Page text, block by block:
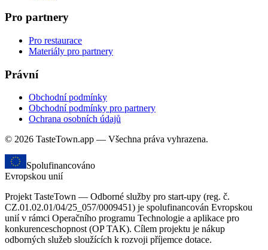
Pro partnery
Pro restaurace
Materiály pro partnery
Právní
Obchodní podmínky
Obchodní podmínky pro partnery
Ochrana osobních údajů
© 2026 TasteTown.app — Všechna práva vyhrazena.
Spolufinancováno
Evropskou unií
Projekt TasteTown — Odborné služby pro start-upy (reg. č.
CZ.01.02.01/04/25_057/0009451) je spolufinancován Evropskou
unií v rámci Operačního programu Technologie a aplikace pro
konkurenceschopnost (OP TAK). Cílem projektu je nákup
odborných služeb sloužících k rozvoji příjemce dotace.